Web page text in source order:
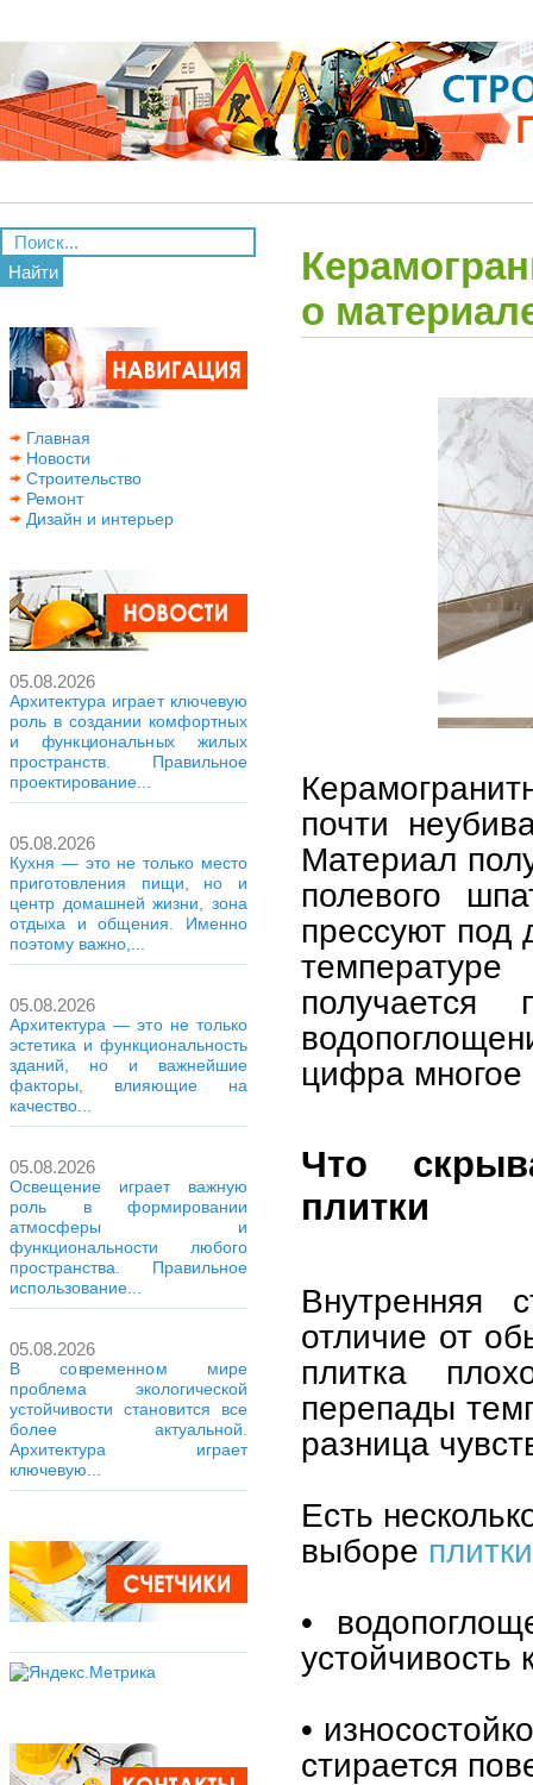
Найти
Главная
Новости
Строительство
Ремонт
Дизайн и интерьер
05.08.2026
Архитектура играет ключевую
роль в создании комфортных
и функциональных жилых
пространств. Правильное
проектирование...
05.08.2026
Кухня — это не только место
приготовления пищи, но и
центр домашней жизни, зона
отдыха и общения. Именно
поэтому важно,...
05.08.2026
Архитектура — это не только
эстетика и функциональность
зданий, но и важнейшие
факторы, влияющие на
качество...
05.08.2026
Освещение играет важную
роль в формировании
атмосферы и
функциональности любого
пространства. Правильное
использование...
05.08.2026
В современном мире
проблема экологической
устойчивости становится все
более актуальной.
Архитектура играет
ключевую...
о
почти
Материал
полевого
прессуют под
получается
цифра многое
Что
плитки
Внутренняя
отличие от
плитка
перепады
разница
Есть
выборе
•
устойчивость
•
стирается